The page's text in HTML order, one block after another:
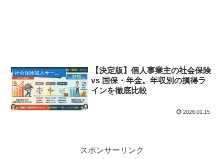
社会保険加入サービス
【決定版】個人事業主の社会保険
vs 国保・年金。年収別の損得ラ
インを徹底比較
2026.01.15
スポンサーリンク